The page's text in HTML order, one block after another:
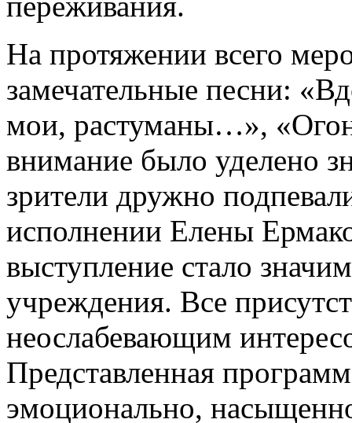
На протяжении всего
замечательные песни:
мои, растуманы…»,
внимание было уделено
зрители дружно
исполнении Елены
выступление стало
учреждения. Все
неослабевающим
Представленная
эмоционально,